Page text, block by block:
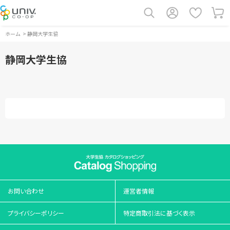
ホーム > 静岡大学生協
静岡大学生協
お問い合わせ 運営者情報
プライバシーポリシー 特定商取引法に基づく表示